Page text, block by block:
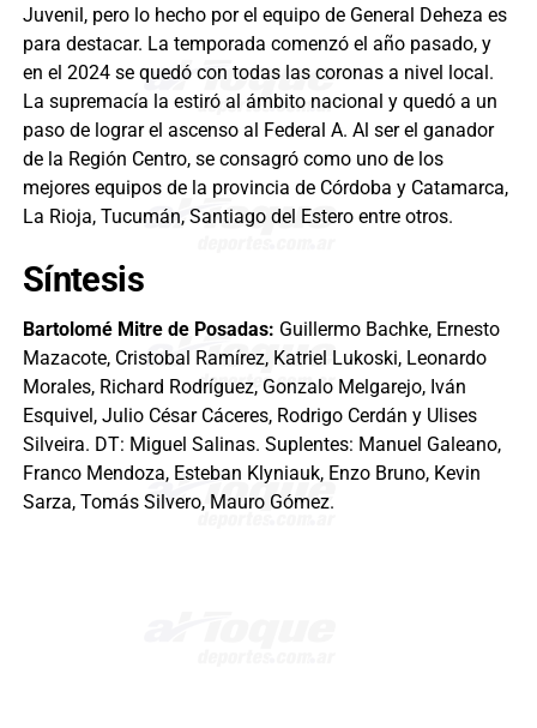
Juvenil, pero lo hecho por el equipo de General Deheza es
para destacar. La temporada comenzó el año pasado, y
en el 2024 se quedó con todas las coronas a nivel local.
La supremacía la estiró al ámbito nacional y quedó a un
paso de lograr el ascenso al Federal A. Al ser el ganador
de la Región Centro, se consagró como uno de los
mejores equipos de la provincia de Córdoba y Catamarca,
La Rioja, Tucumán, Santiago del Estero entre otros.
Síntesis
Bartolomé Mitre de Posadas: Guillermo Bachke, Ernesto
Mazacote, Cristobal Ramírez, Katriel Lukoski, Leonardo
Morales, Richard Rodríguez, Gonzalo Melgarejo, Iván
Esquivel, Julio César Cáceres, Rodrigo Cerdán y Ulises
Silveira. DT: Miguel Salinas. Suplentes: Manuel Galeano,
Franco Mendoza, Esteban Klyniauk, Enzo Bruno, Kevin
Sarza, Tomás Silvero, Mauro Gómez.